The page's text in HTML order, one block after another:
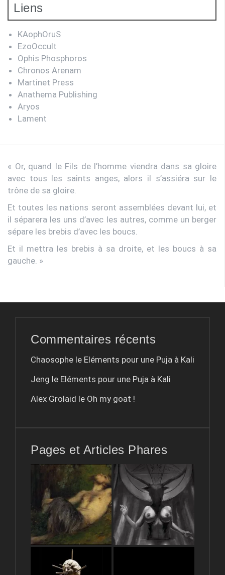
Liens
KAophOruS
EzoOccult
Ophis Phosphoros
Chronos Arenam
Martinet Press
Anathema Publishing
Aryos
Lament
« Or, quand le Fils de l’homme viendra dans sa gloire
avec tous les saints anges, alors il s’assiéra sur le
trône de sa gloire.
Et toutes les nations seront assemblées devant lui, et
il séparera les uns d’avec les autres, comme un berger
sépare les brebis d’avec les boucs.
Et il mettra les brebis à sa droite, et les boucs à sa
gauche. »
Commentaires récents
Chaosophe le Eléments pour une Puja à Kali
Jeng le Eléments pour une Puja à Kali
Alex Grolaid le Oh my goat !
Pages et Articles Phares